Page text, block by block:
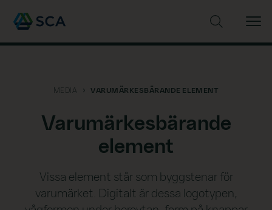
MEDIA VARUMÄRKESBÄRANDE ELEMENT
Varumärkesbärande
element
Vissa element står som byggstenar för
varumärket. Digitalt är dessa logotypen,